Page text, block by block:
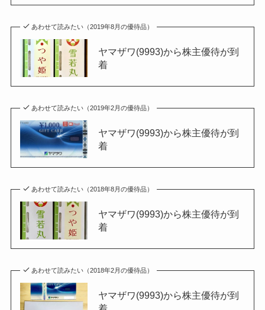
あわせて読みたい（2019年8月の優待品）
ヤマザワ(9993)から株主優待が到
着
あわせて読みたい（2019年2月の優待品）
ヤマザワ(9993)から株主優待が到
着
あわせて読みたい（2018年8月の優待品）
ヤマザワ(9993)から株主優待が到
着
あわせて読みたい（2018年2月の優待品）
ヤマザワ(9993)から株主優待が到